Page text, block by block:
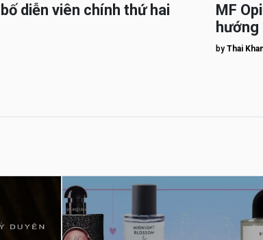
diễn viên chính thứ hai
MF
hướng
by Thai